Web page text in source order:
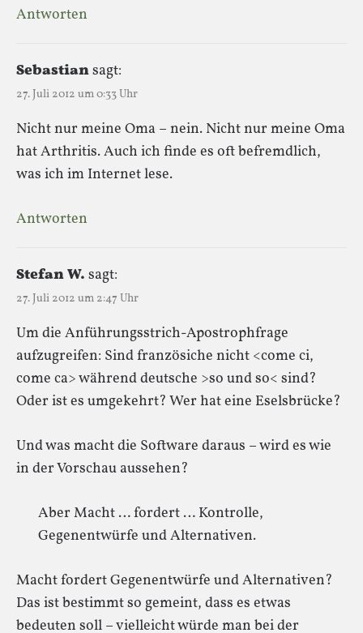
Antworten
Sebastiansagt:
27. Juli 2012 um 0:33 Uhr
Nicht nur meine Oma – nein. Nicht nur meine Oma
hat Arthritis. Auch ich finde es oft befremdlich,
was ich im Internet lese.
Antworten
Stefan W. sagt:
27. Juli 2012 um 2:47 Uhr
Um die Anführungsstrich-Apostrophfrage
aufzugreifen: Sind französiche nicht <come ci,
come ca> während deutsche >so und so< sind?
Oder ist es umgekehrt? Wer hat eine Eselsbrücke?
Und was macht die Software daraus – wird es wie
in der Vorschau aussehen?
Aber Macht … fordert … Kontrolle,
Gegenentwürfe und Alternativen.
Macht fordert Gegenentwürfe und Alternativen?
Das ist bestimmt so gemeint, dass es etwas
bedeuten soll – vielleicht würde man bei der